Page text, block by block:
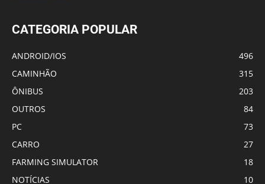
CATEGORIA POPULAR
ANDROID/IOS
496
CAMINHÃO
315
ÔNIBUS
203
OUTROS
84
PC
73
CARRO
27
FARMING SIMULATOR
18
NOTÍCIAS
10